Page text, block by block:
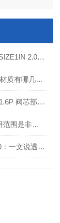
安全阀12GJ22FNCF SIZE1IN 2.07MPA 产品实拍图
波纹管截止阀WJ41H 材质有哪几种？
波纹管截止阀WJ40F-1.6P 阀芯部件解剖图-上海富功阀门
法兰硬密封蝶阀的应用范围是非常广泛的
三通截止阀23J24H-40：一文说透，它的核心功能到底有多关键？